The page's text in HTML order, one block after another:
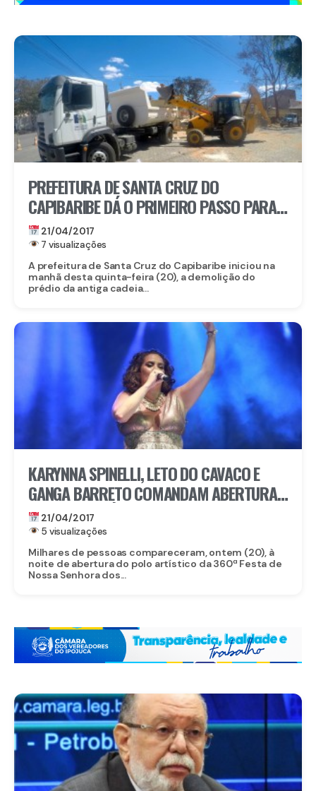
PREFEITURA DE SANTA CRUZ DO
CAPIBARIBE DÁ O PRIMEIRO PASSO PARA
CONSTRUÇÃO DA AME MULHER
21/04/2017
7 visualizações
A prefeitura de Santa Cruz do Capibaribe iniciou na
manhã desta quinta-feira (20), a demolição do
prédio da antiga cadeia...
KARYNNA SPINELLI, LETO DO CAVACO E
GANGA BARRETO COMANDAM ABERTURA
DO POLO ARTÍSTICO DA 360ª FESTA DA
PITOMBA
21/04/2017
5 visualizações
Milhares de pessoas compareceram, ontem (20), à
noite de abertura do polo artístico da 360ª Festa de
Nossa Senhora dos...